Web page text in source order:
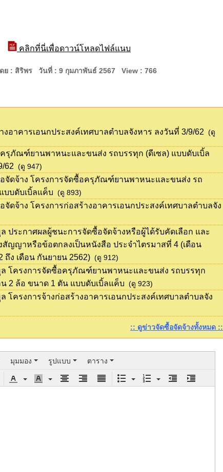
คลิกที่นี่เพื่อดาวน์โหลดไฟล์แนบ
ย : สิริพร วันที่ : 9 กุมภาพันธ์ 2567 View : 766
งอาคารเอนกประสงค์เทศบาลตำบลจังหาร ลงวันที่ 3/9/62 (ดู
รุภัณฑ์ยานพาหนะและขนส่ง รถบรรทุก (ดีเซล) แบบดับเบิ้ล
62 (ดู 947)
จัดจ้าง โครงการจัดซื้อครุภัณฑ์ยานพาหนะและขนส่ง รถ
บบดับเบิ้ลแค็บ (ดู 893)
จัดจ้าง โครงการก่อสร้างอาคารเอนกประสงค์เทศบาลตำบลจัง
ประกาศผลผู้ชนะการจัดซื้อจัดจ้างหรือผู้ได้รับคัดเลือก และ
ญญาหรือข้อตกลงเป็นหนังสือ ประจำไตรมาสที่ 4 (เดือน
ถึง เดือน กันยายน 2562) (ดู 912)
โครงการจัดซื้อครุภัณฑ์ยานพาหนะและขนส่ง รถบรรทุก
น 2 ล้อ ขนาด 1 ตัน แบบดับเบิ้ลแค็บ (ดู 923)
โครงการจ้างก่อสร้างอาคารเอนกประสงค์เทศบาลตำบลจัง
:: ดูข่าวจัดซื้อจัดจ้างทั้งหมด ::
มุมมอง รูปแบบ ตาราง